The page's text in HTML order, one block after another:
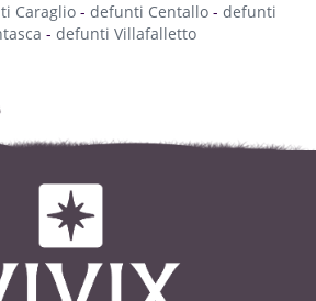
Caraglio - defunti Centallo - defunti
- defunti Villafalletto